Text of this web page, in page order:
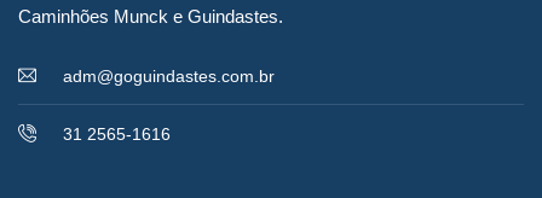
Caminhões Munck e Guindastes.
adm@goguindastes.com.br
31 2565-1616